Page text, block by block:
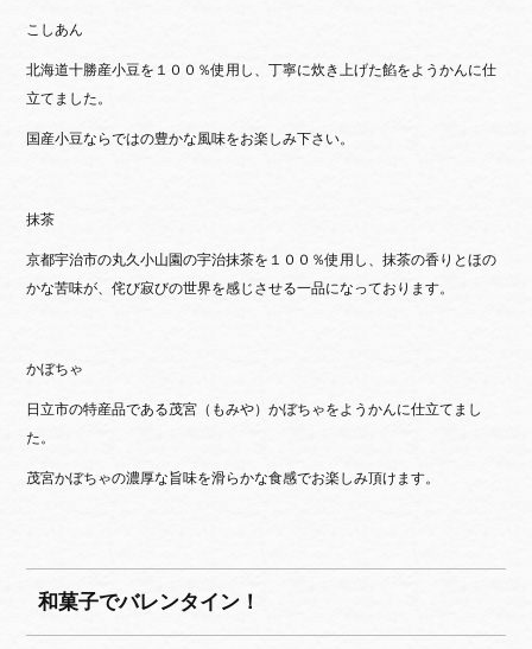
こしあん
北海道十勝産小豆を１００％使用し、丁寧に炊き上げた餡をようかんに仕
立てました。
国産小豆ならではの豊かな風味をお楽しみ下さい。
抹茶
京都宇治市の丸久小山園の宇治抹茶を１００％使用し、抹茶の香りとほの
かな苦味が、侘び寂びの世界を感じさせる一品になっております。
かぼちゃ
日立市の特産品である茂宮（もみや）かぼちゃをようかんに仕立てまし
た。
茂宮かぼちゃの濃厚な旨味を滑らかな食感でお楽しみ頂けます。
和菓子でバレンタイン！